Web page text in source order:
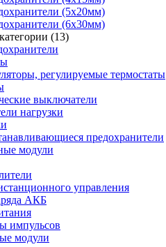
(5х20мм)
(6х30мм)
(13)
регулируемые термостаты
выключатели
нагрузки
предохранители
модули
управления
АКБ
импульсов
модули